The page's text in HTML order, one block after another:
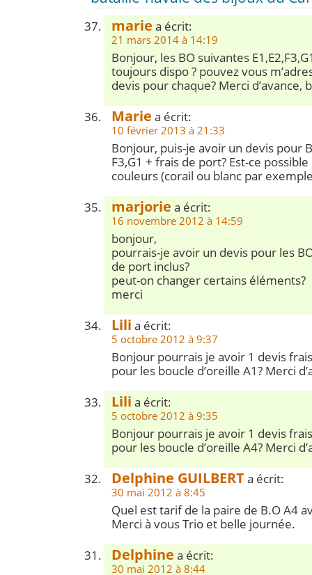
marie a écrit:
21 mars 2014 à 14:19
Bonjour, les BO suivantes
toujours dispo ? pouvez vous
devis pour chaque? Merci d’avance,
Marie a écrit:
10 février 2013 à 21:33
Bonjour, puis-je avoir un devis pour
F3,G1 + frais de port? Est-ce possible
couleurs (corail ou blanc par
marjorie a écrit:
16 novembre 2012 à 14:59
bonjour,
pourrais-je avoir un devis pour les
de port inclus?
peut-on changer certains éléments?
merci
Lili a écrit:
5 octobre 2012 à 9:37
Bonjour pourrais je avoir 1 devis
pour les boucle d’oreille A1? Merci
Lili a écrit:
5 octobre 2012 à 9:35
Bonjour pourrais je avoir 1 devis
pour les boucle d’oreille A4? Merci
Delphine GUILBERTa écrit:
30 mai 2012 à 8:45
Quel est tarif de la paire de B.O A4
Merci à vous Trio et belle journée.
Delphine a écrit:
30 mai 2012 à 8:44